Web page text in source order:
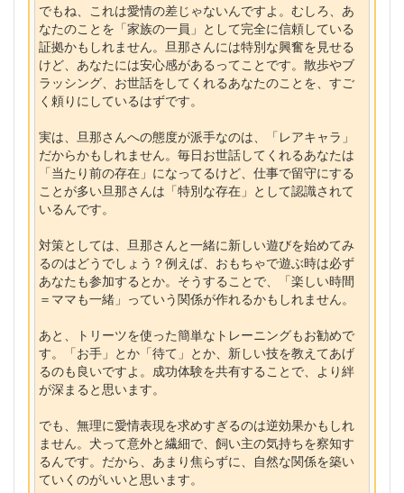
でもね、これは愛情の差じゃないんですよ。むしろ、あ
なたのことを「家族の一員」として完全に信頼している
証拠かもしれません。旦那さんには特別な興奮を見せる
けど、あなたには安心感があるってことです。散歩やブ
ラッシング、お世話をしてくれるあなたのことを、すご
く頼りにしているはずです。
実は、旦那さんへの態度が派手なのは、「レアキャラ」
だからかもしれません。毎日お世話してくれるあなたは
「当たり前の存在」になってるけど、仕事で留守にする
ことが多い旦那さんは「特別な存在」として認識されて
いるんです。
対策としては、旦那さんと一緒に新しい遊びを始めてみ
るのはどうでしょう？例えば、おもちゃで遊ぶ時は必ず
あなたも参加するとか。そうすることで、「楽しい時間
＝ママも一緒」っていう関係が作れるかもしれません。
あと、トリーツを使った簡単なトレーニングもお勧めで
す。「お手」とか「待て」とか、新しい技を教えてあげ
るのも良いですよ。成功体験を共有することで、より絆
が深まると思います。
でも、無理に愛情表現を求めすぎるのは逆効果かもしれ
ません。犬って意外と繊細で、飼い主の気持ちを察知す
るんです。だから、あまり焦らずに、自然な関係を築い
ていくのがいいと思います。